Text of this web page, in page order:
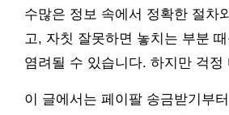
수많은 정보 속에서 정확한 절차
고, 자칫 잘못하면 놓치는 부분
염려될 수 있습니다. 하지만 걱정
이 글에서는 페이팔 송금받기부